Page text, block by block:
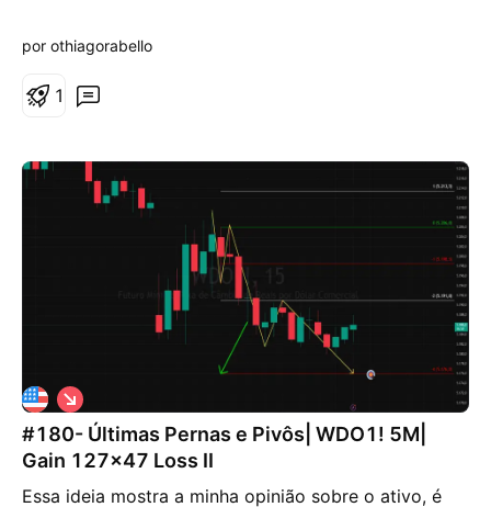
a
por othiagorabello
1
#180- Últimas Pernas e Pivôs| WDO1! 5M|
Gain 127x47 Loss II
Essa ideia mostra a minha opinião sobre o ativo, é
V
i
é
d